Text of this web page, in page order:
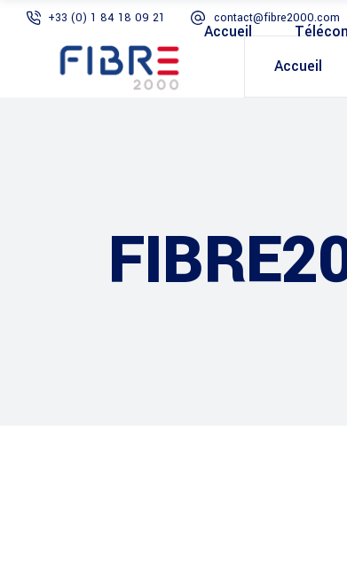
+33 (0) 1 84 18 09 21 contact@fibre2000.com
Accueil
Accueil